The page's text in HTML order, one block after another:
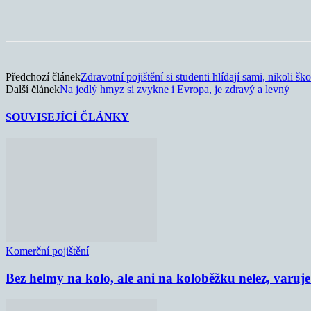
Předchozí článekZdravotní pojištění si studenti hlídají sami, nikoli
Další článekNa jedlý hmyz si zvykne i Evropa, je zdravý a levný
SOUVISEJÍCÍ ČLÁNKY
Komerční pojištění
Bez helmy na kolo, ale ani na koloběžku nelez,